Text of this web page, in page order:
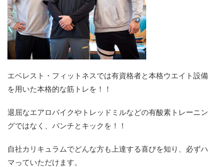
エベレスト・フィットネスでは有資格者と本格ウエイト設備
を用いた本格的な筋トレを！！
退屈なエアロバイクやトレッドミルなどの有酸素トレーニン
グではなく、パンチとキックを！！
自社カリキュラムでどんな方も上達する喜びを知り、必ずハ
マっていただけます。